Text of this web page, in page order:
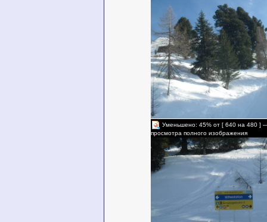
Уменьшено: 45% от [ 640 на 480 ]
просмотра полного изображения